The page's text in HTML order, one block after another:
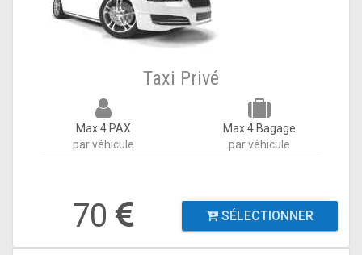
Taxi Privé
Max 4 PAX
par véhicule
Max 4 Bagage
par véhicule
70 SÉLECTIONNER